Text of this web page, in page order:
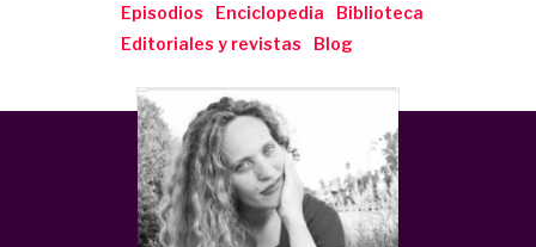
Episodios Enciclopedia
Biblioteca
Editoriales y revistas
Blog